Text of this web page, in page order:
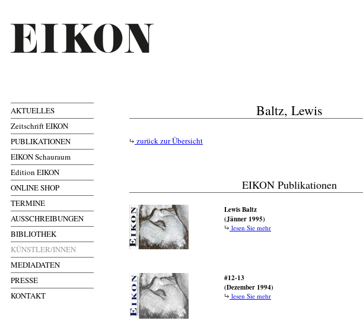
AKTUELLES
Zeitschrift EIKON
PUBLIKATIONEN
EIKON Schauraum
Edition EIKON
ONLINE SHOP
TERMINE
AUSSCHREIBUNGEN
BIBLIOTHEK
KÜNSTLER/INNEN
MEDIADATEN
PRESSE
KONTAKT
Baltz, Lewis
zurück zur Übersicht
EIKON Publikationen
Lewis Baltz
(Jänner 1995)
lesen Sie mehr
#12-13
(Dezember 1994)
lesen Sie mehr